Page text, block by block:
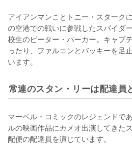
アイアンマンことトニー・スターク
の空港での戦いに参戦したスパイダ
校生のピーター・パーカー。キャプ
ったり、ファルコンとバッキーを足
います。
常連のスタン・リーは配達員
マーベル・コミックのレジェンドで
ルの映画作品にカメオ出演してきた
配便の配達員を演じています。